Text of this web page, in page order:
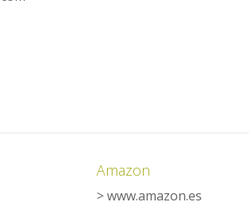
Amazon
> www.amazon.es